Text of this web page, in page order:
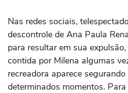
Nas redes sociais,
descontrole de Ana Paula
para resultar em sua
contida por Milena algumas
recreadora aparece
determinados momentos.